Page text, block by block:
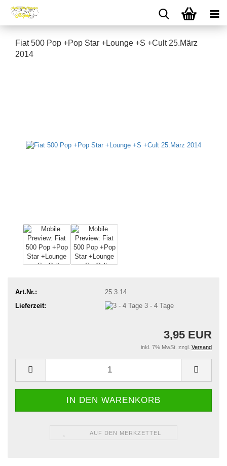
Fiat 500 Pop +Pop Star +Lounge +S +Cult 25.März
2014
Art.Nr.:
25.3.14
Lieferzeit:
3 - 4 Tage
3,95 EUR
inkl. 7% MwSt. zzgl. Versand
AUF DEN MERKZETTEL